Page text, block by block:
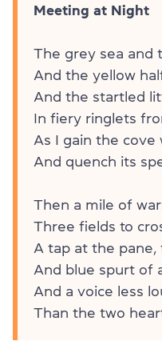
Meeting at Night
The grey sea and
And the yellow
And the startled
In fiery ringlets
As I gain the cove
And quench its
Then a mile of
Three fields to
A tap at the pane,
And blue spurt of
And a voice less
Than the two